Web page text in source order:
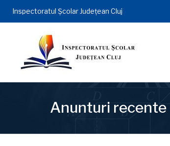
Inspectoratul Şcolar Județean Cluj
Anunturi recente